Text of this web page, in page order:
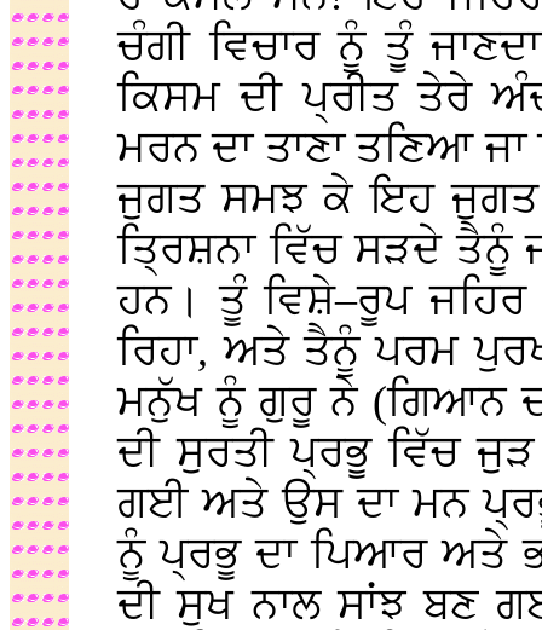
ਚੰਗੀ ਵਿਚਾਰ ਨੂੰ ਤੂੰ
ਕਿਸਮ ਦੀ ਪ੍ਰੀਤ ਤੇਰੇ
ਮਰਨ ਦਾ ਤਾਣਾ ਤਣਿਆ
ਜੁਗਤ ਸਮਝ ਕੇ ਇਹ ਜੁਗਤ
ਤ੍ਰਿਸ਼ਨਾ ਵਿੱਚ ਸੜਦੇ ਤੈਨੂੰ
ਹਨ। ਤੂੰ ਵਿਸ਼ੇ–ਰੂਪ
ਰਿਹਾ, ਅਤੇ ਤੈਨੂੰ ਪਰਮ
ਮਨੁੱਖ ਨੂੰ ਗੁਰੂ ਨੇ (ਗਿਆਨ
ਦੀ ਸੁਰਤੀ ਪ੍ਰਭੂ ਵਿੱਚ
ਗਈ ਅਤੇ ਉਸ ਦਾ ਮਨ
ਨੂੰ ਪ੍ਰਭੂ ਦਾ ਪਿਆਰ ਅਤੇ
ਦੀ ਸੁਖ ਨਾਲ ਸਾਂਝ ਬਣ